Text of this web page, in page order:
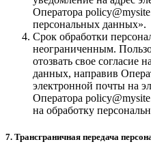
Оператора
персональных данных».
Срок обработки
неограниченным.
отозвать свое согласие
данных, направив
электронной почты на
Оператора
на обработку
7. Трансграничная передача